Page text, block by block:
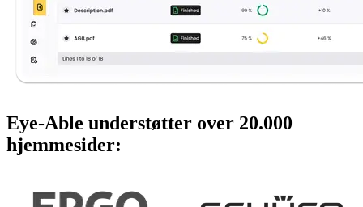
Eye-Able understøtter over 20.000
hjemmesider: